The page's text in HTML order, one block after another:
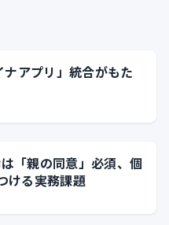
ナアプリ」統合がもた
「親の同意」必須、個
ける実務課題